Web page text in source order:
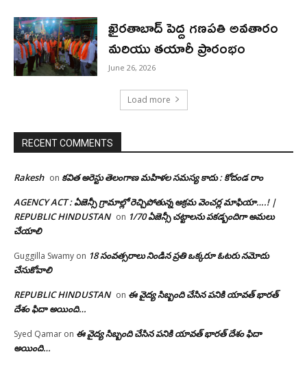
ఖైరతాబాద్ పెద్ద గణపతి అవతారం
మరియు తయారీ ప్రారంభం
June 26, 2026
Load more
RECENT COMMENTS
Rakesh on కవిత అరెస్టు తెలంగాణ మహిళల సమస్య కాదు : కోదండ రాం
AGENCY ACT : ఏజెన్సీ గ్రామాల్లో రెచ్చిపోతున్న అక్రమ వెంచర్ల మాఫియా….! |
REPUBLIC HINDUSTAN on 1/70 ఏజెన్సీ చట్టాలను పకడ్బందిగా అమలు
చేయాలి
Guggilla Swamy on 18 సంవత్సరాలు నిండిన ప్రతి ఒక్కరూ ఓటరు నమోదు
చేసుకోవాలి
REPUBLIC HINDUSTAN on ఈ వైద్య సిబ్బంది చేసిన పనికి యావత్ భారత్
దేశం ఫిదా అయింది…
Syed Qamar on ఈ వైద్య సిబ్బంది చేసిన పనికి యావత్ భారత్ దేశం ఫిదా
అయింది…